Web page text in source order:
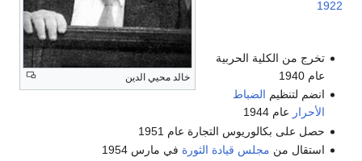
خالد محيي الدين
1922
تخرج من الكلية الحربية
عام 1940
انضم لتنظيم الضباط
الأحرار عام 1944
حصل على بكالوريوس التجارة عام 1951
استقال من مجلس قيادة الثورة في مارس 1954